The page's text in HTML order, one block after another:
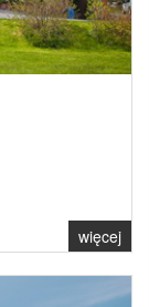
więcej
Next